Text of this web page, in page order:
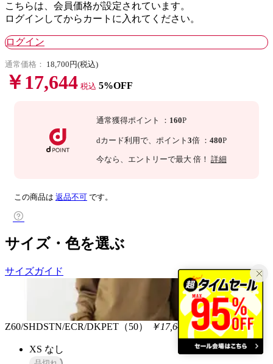
こちらは、会員価格が設定されています。
ログインしてからカートに入れてください。
ログイン
通常価格： 18,700円(税込)
￥17,644 税込 5%OFF
通常獲得ポイント ： 160P
dカード利用で、 ポイント 3倍 ： 480P
今なら 、エントリーで最大 倍！ 詳細
この商品は 返品不可 です。
サイズ・色を選ぶ
サイズガイド
Z60/SHDSTN/ECR/DKPET（50） ￥17,644 税込
XS なし